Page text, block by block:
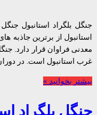
از برترین جاذبه های
است. در دوران
بخوانید »
بلگراد